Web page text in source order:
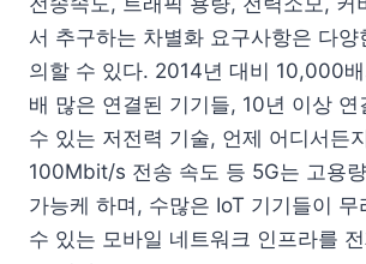
서 추구하는 차별화 요구사항은 다양
의할 수 있다. 2014년 대비 10,000
배 많은 연결된 기기들, 10년 이상 연
수 있는 저전력 기술, 언제 어디서든
100Mbit/s 전송 속도 등 5G는 고용
가능케 하며, 수많은 IoT 기기들이 무
수 있는 모바일 네트워크 인프라를